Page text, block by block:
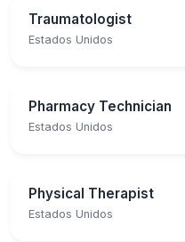
Traumatologist
Estados Unidos
Pharmacy Technician
Estados Unidos
Physical Therapist
Estados Unidos